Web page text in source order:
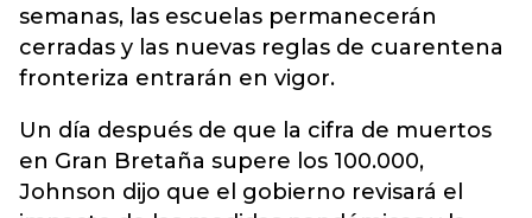
semanas, las escuelas permanecerán
cerradas y las nuevas reglas de cuarentena
fronteriza entrarán en vigor.
Un día después de que la cifra de muertos
en Gran Bretaña supere los 100.000,
Johnson dijo que el gobierno revisará el